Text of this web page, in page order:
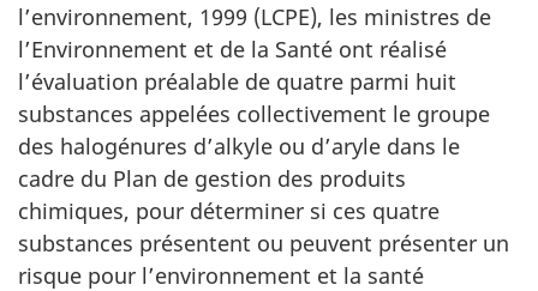
l’environnement, 1999 (LCPE), les ministres de
l’Environnement et de la Santé ont réalisé
l’évaluation préalable de quatre parmi huit
substances appelées collectivement le groupe
des halogénures d’alkyle ou d’aryle dans le
cadre du Plan de gestion des produits
chimiques, pour déterminer si ces quatre
substances présentent ou peuvent présenter un
risque pour l’environnement et la santé